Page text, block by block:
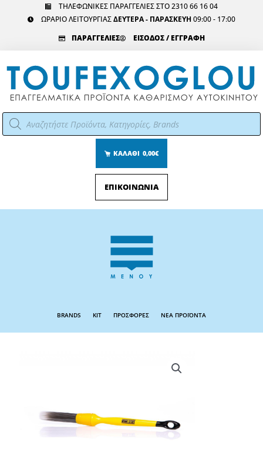
ΤΗΛΕΦΩΝΙΚΕΣ ΠΑΡΑΓΓΕΛΙΕΣ ΣΤΟ 2310 66 16 04
ΩΡΑΡΙΟ ΛΕΙΤΟΥΡΓΙΑΣΔΕΥΤΕΡΑ - ΠΑΡΑΣΚΕΥΗ 09:00 - 17:00
ΠΑΡΑΓΓΕΛΙΕΣ
ΕΙΣΟΔΟΣ / ΕΓΓΡΑΦΗ
Αναζήτηση
προϊόντων
ΚΑΛΑΘΙ 0,00€
ΕΠΙΚΟΙΝΩΝΙΑ
Menu
BRANDS KIT ΠΡΟΣΦΟΡΕΣ ΝΕΑ ΠΡΟΪΟΝΤΑ